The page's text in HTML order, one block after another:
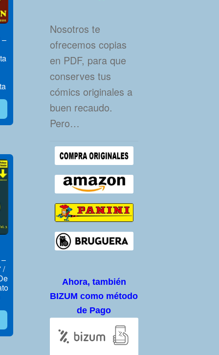
/
Nosotros te
ofrecemos copias
en PDF, para que
conserves tus
cómics originales a
buen recaudo.
Pero…
Ahora, también
BIZUM como método
de Pago